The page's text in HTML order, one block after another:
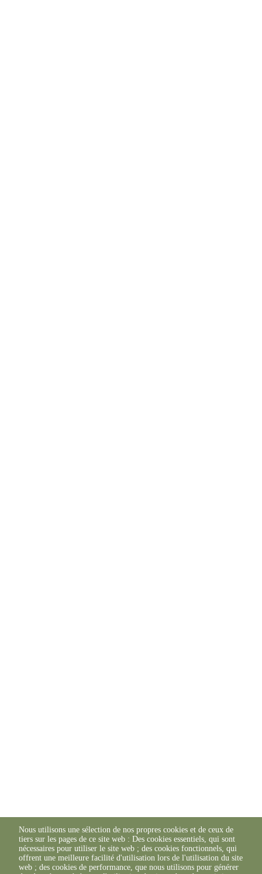
Nous utilisons une sélection de nos propres cookies et de ceux de
tiers sur les pages de ce site web : Des cookies essentiels, qui sont
nécessaires pour utiliser le site web ; des cookies fonctionnels, qui
offrent une meilleure facilité d'utilisation lors de l'utilisation du site
web ; des cookies de performance, que nous utilisons pour générer